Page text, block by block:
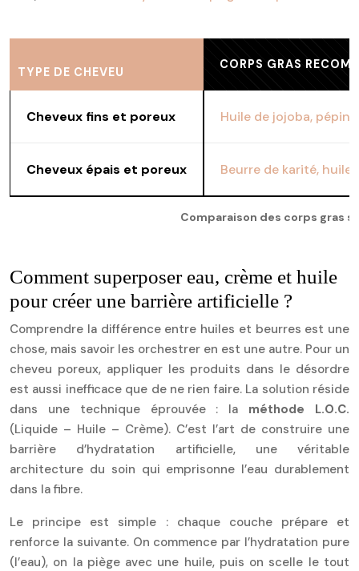
Comparaison des corps gras
TYPE DE CHEVEU
CORPS GRAS
Cheveux fins et poreux Huile de jojoba,
Cheveux épais et poreux Beurre de karité, huile
Comment superposer eau, crème et huile
pour créer une barrière artificielle ?
Comprendre la différence entre huiles et beurres est une
chose, mais savoir les orchestrer en est une autre. Pour un
cheveu poreux, appliquer les produits dans le désordre
est aussi inefficace que de ne rien faire. La solution réside
dans une technique éprouvée : la méthode L.O.C.
(Liquide – Huile – Crème). C’est l’art de construire une
barrière d’hydratation artificielle, une véritable
architecture du soin qui emprisonne l’eau durablement
dans la fibre.
Le principe est simple : chaque couche prépare et
renforce la suivante. On commence par l’hydratation pure
(l’eau), on la piège avec une huile, puis on scelle le tout